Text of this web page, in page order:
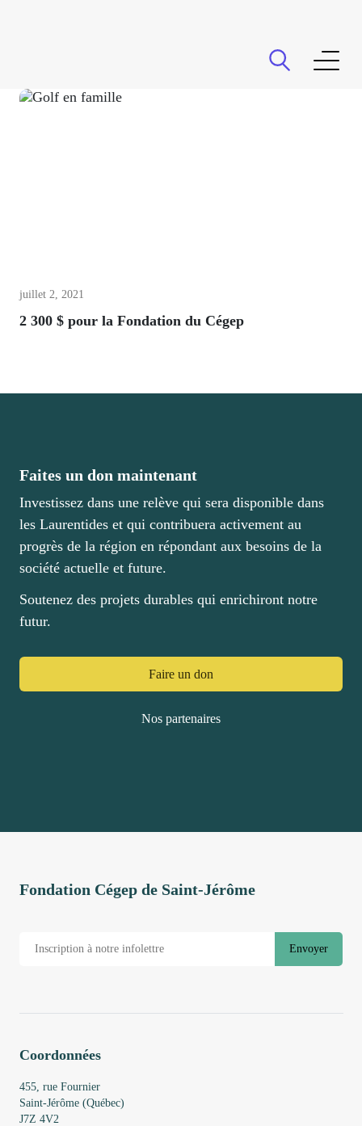
Bourses et fonds
Faire un don
Cégep de Saint-Jérôme
Témoignages
juillet 2, 2021
2 300 $ pour la Fondation du Cégep
Faites un don maintenant
Investissez dans une relève qui sera disponible dans
les Laurentides et qui contribuera activement au
progrès de la région en répondant aux besoins de la
société actuelle et future.
Soutenez des projets durables qui enrichiront notre
futur.
Faire un don
Nos partenaires
Fondation Cégep de Saint-Jérôme
Envoyer
Coordonnées
455, rue Fournier
Saint-Jérôme (Québec)
J7Z 4V2